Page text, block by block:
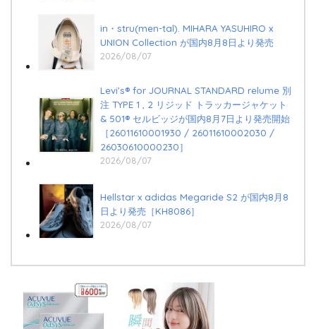
in・stru(men-tal). MIHARA YASUHIRO x
UNION Collection が国内8月8日より発売
2026/08/07
Levi’s®︎ for JOURNAL STANDARD relume 別
注 TYPE 1 , 2 リジッド トラッカージャケット
& 501®︎ セルビッジが国内8月7日より発売開始
［26011610001930 / 26011610002030 /
26030610000230］
2026/08/07
Hellstar x adidas Megaride S2 が国内8月8
日より発売［KH8086］
2026/08/07